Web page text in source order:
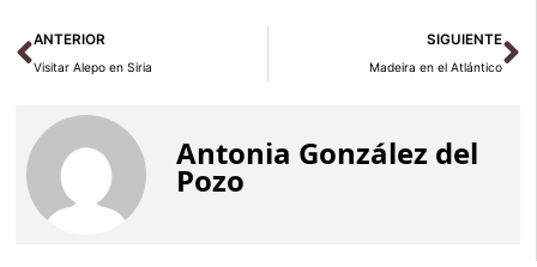
Ant
ANTERIOR
Visitar Alepo en Siria
SIGUIENTE
Madeira en el Atlántico
Antonia González del
Pozo